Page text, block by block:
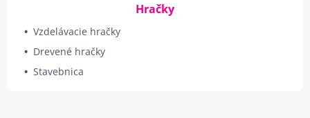
Hračky
Vzdelávacie hračky
Drevené hračky
Stavebnica